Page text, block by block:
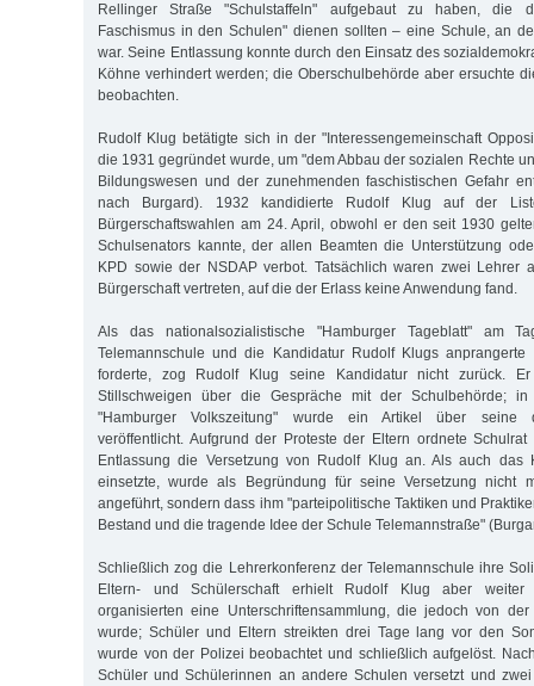
Rellinger Straße "Schulstaffeln" aufgebaut zu haben, die
Faschismus in den Schulen" dienen sollten – eine Schule, an
war. Seine Entlassung konnte durch den Einsatz des
Köhne verhindert werden; die Oberschulbehörde aber ersuchte
beobachten.
Rudolf Klug betätigte sich in der "Interessengemeinschaft
die 1931 gegründet wurde, um "dem Abbau der sozialen Rechte
Bildungswesen und der zunehmenden faschistischen Gefahr
nach Burgard). 1932 kandidierte Rudolf Klug auf der
Bürgerschaftswahlen am 24. April, obwohl er den seit 1930
Schulsenators kannte, der allen Beamten die Unterstützung
KPD sowie der NSDAP verbot. Tatsächlich waren zwei Lehrer
Bürgerschaft vertreten, auf die der Erlass keine Anwendung fand.
Als das nationalsozialistische "Hamburger Tageblatt" am
Telemannschule und die Kandidatur Rudolf Klugs
forderte, zog Rudolf Klug seine Kandidatur nicht zurück.
Stillschweigen über die Gespräche mit der Schulbehörde; in
"Hamburger Volkszeitung" wurde ein Artikel über seine
veröffentlicht. Aufgrund der Proteste der Eltern ordnete
Entlassung die Versetzung von Rudolf Klug an. Als auch das
einsetzte, wurde als Begründung für seine Versetzung nicht
angeführt, sondern dass ihm "parteipolitische Taktiken und
Bestand und die tragende Idee der Schule Telemannstraße"
Schließlich zog die Lehrerkonferenz der Telemannschule ihre
Eltern- und Schülerschaft erhielt Rudolf Klug aber weiter
organisierten eine Unterschriftensammlung, die jedoch von
wurde; Schüler und Eltern streikten drei Tage lang vor den
wurde von der Polizei beobachtet und schließlich aufgelöst.
Schüler und Schülerinnen an andere Schulen versetzt und